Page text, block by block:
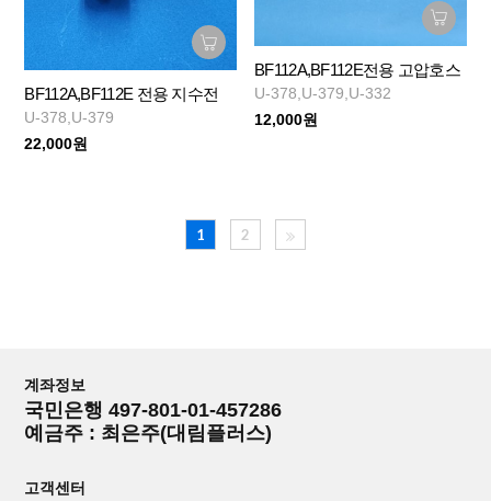
BF112A,BF112E 전용 지수전
U-378,U-379
22,000원
BF112A,BF112E전용 고압호스
U-378,U-379,U-332
12,000원
1 2
계좌정보
국민은행 497-801-01-457286
예금주 : 최은주(대림플러스)
고객센터